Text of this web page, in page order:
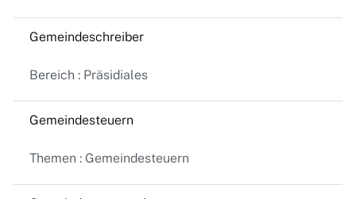
Gemeindeschreiber
Bereich : Präsidiales
Gemeindesteuern
Themen : Gemeindesteuern